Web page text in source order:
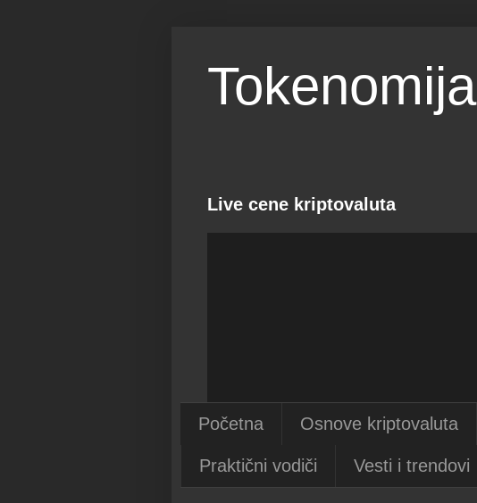
Tokenomija
Live cene kriptovaluta
Početna Osnove kriptovaluta
Praktični vodiči Vesti i trendovi